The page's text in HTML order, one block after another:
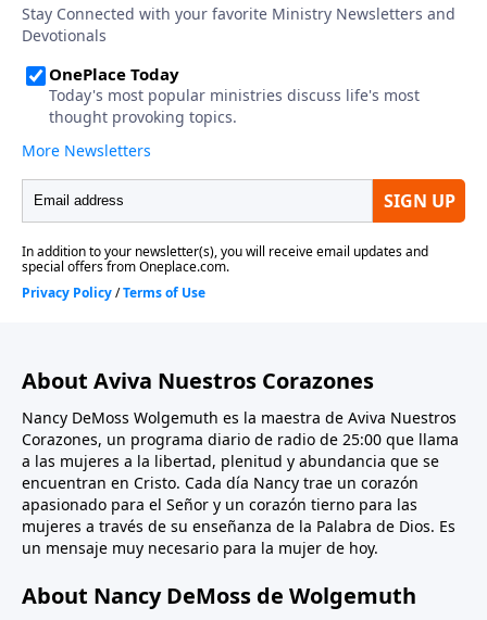
About Aviva Nuestros Corazones
Nancy DeMoss Wolgemuth es la maestra de Aviva Nuestros
Corazones, un programa diario de radio de 25:00 que llama
a las mujeres a la libertad, plenitud y abundancia que se
encuentran en Cristo. Cada día Nancy trae un corazón
apasionado para el Señor y un corazón tierno para las
mujeres a través de su enseñanza de la Palabra de Dios. Es
un mensaje muy necesario para la mujer de hoy.
About Nancy DeMoss de Wolgemuth